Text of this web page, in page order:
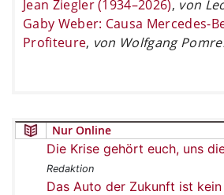
Jean Ziegler (1934–2026), von
Gaby Weber: Causa Mercedes-
Profiteure, von Wolfgang
Nur Online
Die Krise gehört euch, uns
Redaktion
Das Auto der Zukunft ist kein